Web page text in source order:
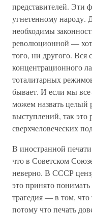
представителей. Эти
угнетенному народу.
необходимы
революционной —
того, ни другого. Вся
концентрационного
тоталитарных
бывает. И если мы
можем назвать целый
выступлений, так это
сверхчеловеческих
В иностранной
что в Советском
неверно. В СССР
это принято
трагедия — в том, что
потому что печать